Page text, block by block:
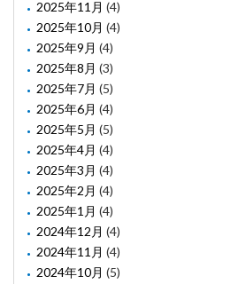
2025年11月 (4)
2025年10月 (4)
2025年9月 (4)
2025年8月 (3)
2025年7月 (5)
2025年6月 (4)
2025年5月 (5)
2025年4月 (4)
2025年3月 (4)
2025年2月 (4)
2025年1月 (4)
2024年12月 (4)
2024年11月 (4)
2024年10月 (5)